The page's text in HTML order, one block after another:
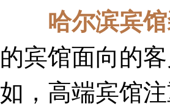
哈尔滨宾
的宾馆面向的
如，高端宾馆